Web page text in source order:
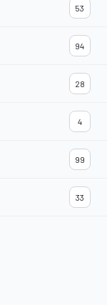
53
94
28
4
99
33